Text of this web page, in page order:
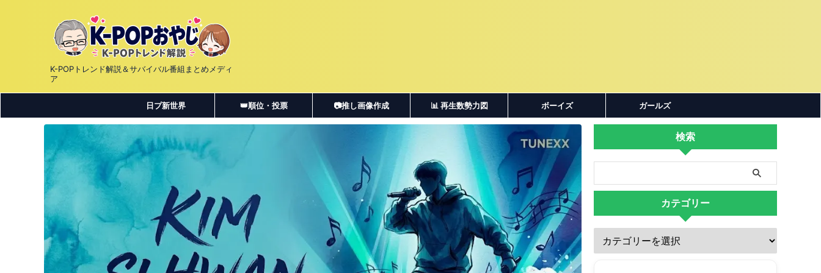
K-POPトレンド解説＆サバイバル番組まとめメディ
ア
日プ新世界 👑順位・投票 📷推し画像作成 📊 再生数勢力図 ボーイズ ガールズ
検索
カテゴリー